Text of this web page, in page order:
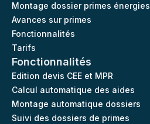
Montage dossier primes énergies
Avances sur primes
Fonctionnalités
Tarifs
Fonctionnalités
Edition devis CEE et MPR
Calcul automatique des aides
Montage automatique dossiers
Suivi des dossiers de primes